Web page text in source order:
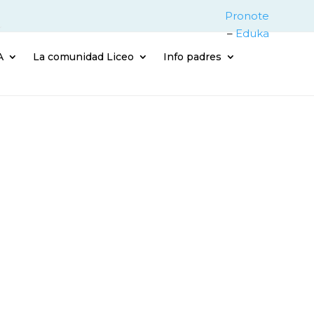
Pronote
–Eduka
La comunidad Liceo Info padres